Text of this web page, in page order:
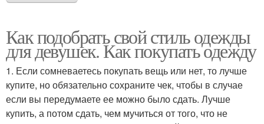
Как подобрать свой стиль одежды
для девушек. Как покупать одежду
1. Если сомневаетесь покупать вещь или нет, то лучше
купите, но обязательно сохраните чек, чтобы в случае
если вы передумаете ее можно было сдать. Лучше
купить, а потом сдать, чем мучиться от того, что не